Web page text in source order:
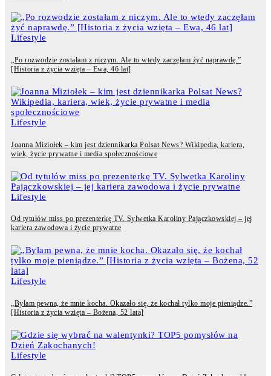
Lifestyle
„Po rozwodzie zostałam z niczym. Ale to wtedy zaczęłam żyć naprawdę.”
[Historia z życia wzięta – Ewa, 46 lat]
Lifestyle
Joanna Miziołek – kim jest dziennikarka Polsat News? Wikipedia, kariera,
wiek, życie prywatne i media społecznościowe
Lifestyle
Od tytułów miss po prezenterkę TV. Sylwetka Karoliny Pajączkowskiej – jej
kariera zawodowa i życie prywatne
Lifestyle
„Byłam pewna, że mnie kocha. Okazało się, że kochał tylko moje pieniądze.”
[Historia z życia wzięta – Bożena, 52 lata]
Lifestyle